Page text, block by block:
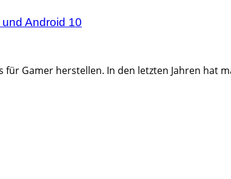
Android 10
für Gamer herstellen. In den letzten Jahren